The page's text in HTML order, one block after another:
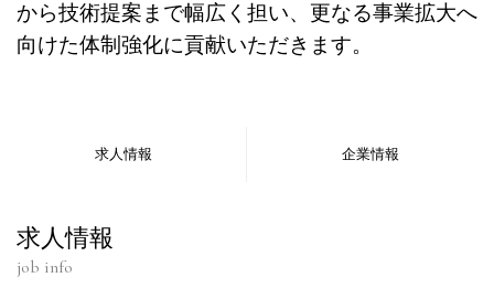
から技術提案まで幅広く担い、更なる事業拡大へ
向けた体制強化に貢献いただきます。
求人情報 企業情報
求人情報
job info